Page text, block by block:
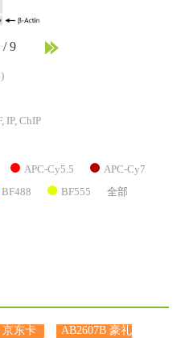
/9
IP, ChIP
APC-Cy5.5 APC-Cy7
BF488 BF555 全部
京东卡
AB2607B 豪礼